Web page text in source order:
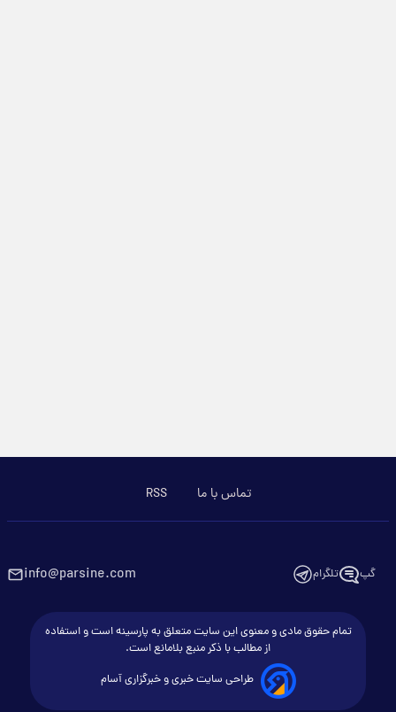
تماس با ما RSS
گپ تلگرام info@parsine.com
تمام حقوق مادی و معنوی این سایت متعلق به پارسینه است و استفاده
از مطالب با ذکر منبع بلامانع است.
طراحی سایت خبری و خبرگزاری آسام